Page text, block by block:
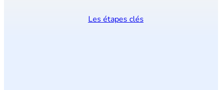
Les étapes clés